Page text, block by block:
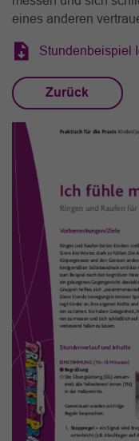
eines anderen
Stundenbeispiel
Zurück